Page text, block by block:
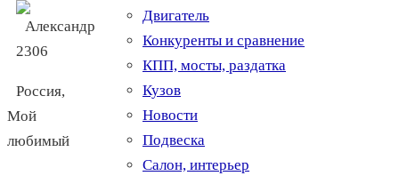
Россия,
Мой
любимый
Двигатель
Конкуренты и сравнение
КПП, мосты, раздатка
Кузов
Новости
Подвеска
Салон, интерьер